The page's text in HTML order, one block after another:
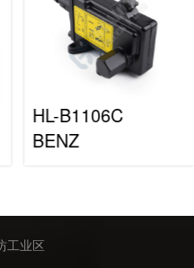
HL-B1106C
BENZ
工业区